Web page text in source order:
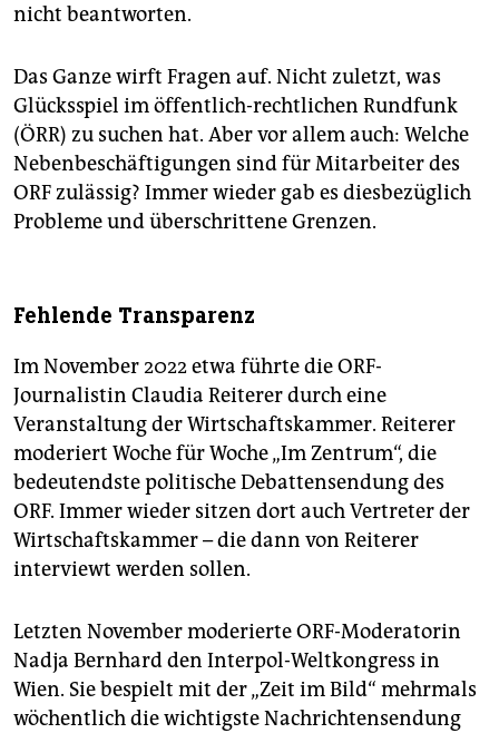
nicht beantworten.
Das Ganze wirft Fragen auf. Nicht zuletzt, was
Glücksspiel im öffentlich-rechtlichen Rundfunk
(ÖRR) zu suchen hat. Aber vor allem auch: Welche
Nebenbeschäftigungen sind für Mitarbeiter des
ORF zulässig? Immer wieder gab es diesbezüglich
Probleme und überschrittene Grenzen.
Fehlende Transparenz
Im November 2022 etwa führte die ORF-
Journalistin Claudia Reiterer durch eine
Veranstaltung der Wirtschaftskammer. Reiterer
moderiert Woche für Woche „Im Zentrum“, die
bedeutendste politische Debattensendung des
ORF. Immer wieder sitzen dort auch Vertreter der
Wirtschaftskammer – die dann von Reiterer
interviewt werden ­sollen.
Letzten November moderierte ORF-Moderatorin
Nadja Bernhard den Interpol-Weltkongress in
Wien. Sie bespielt mit der „Zeit im Bild“ mehrmals
wöchentlich die wichtigste Nachrichtensendung